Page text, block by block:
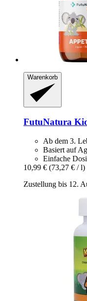
Warenkorb
FutuNatura
Ab dem 3.
Basiert auf
Einfache
10,99 € (73,27 € / l)
Zustellung bis 12.